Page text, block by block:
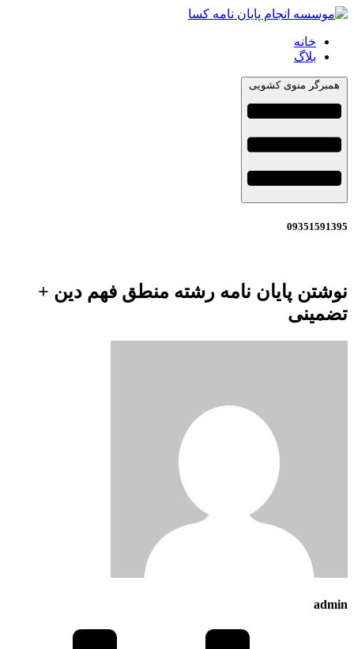
خانه
بلاگ
همبرگر منوی کشویی
09351591395
نوشتن پایان نامه رشته منطق فهم دین +
تضمینی
admin